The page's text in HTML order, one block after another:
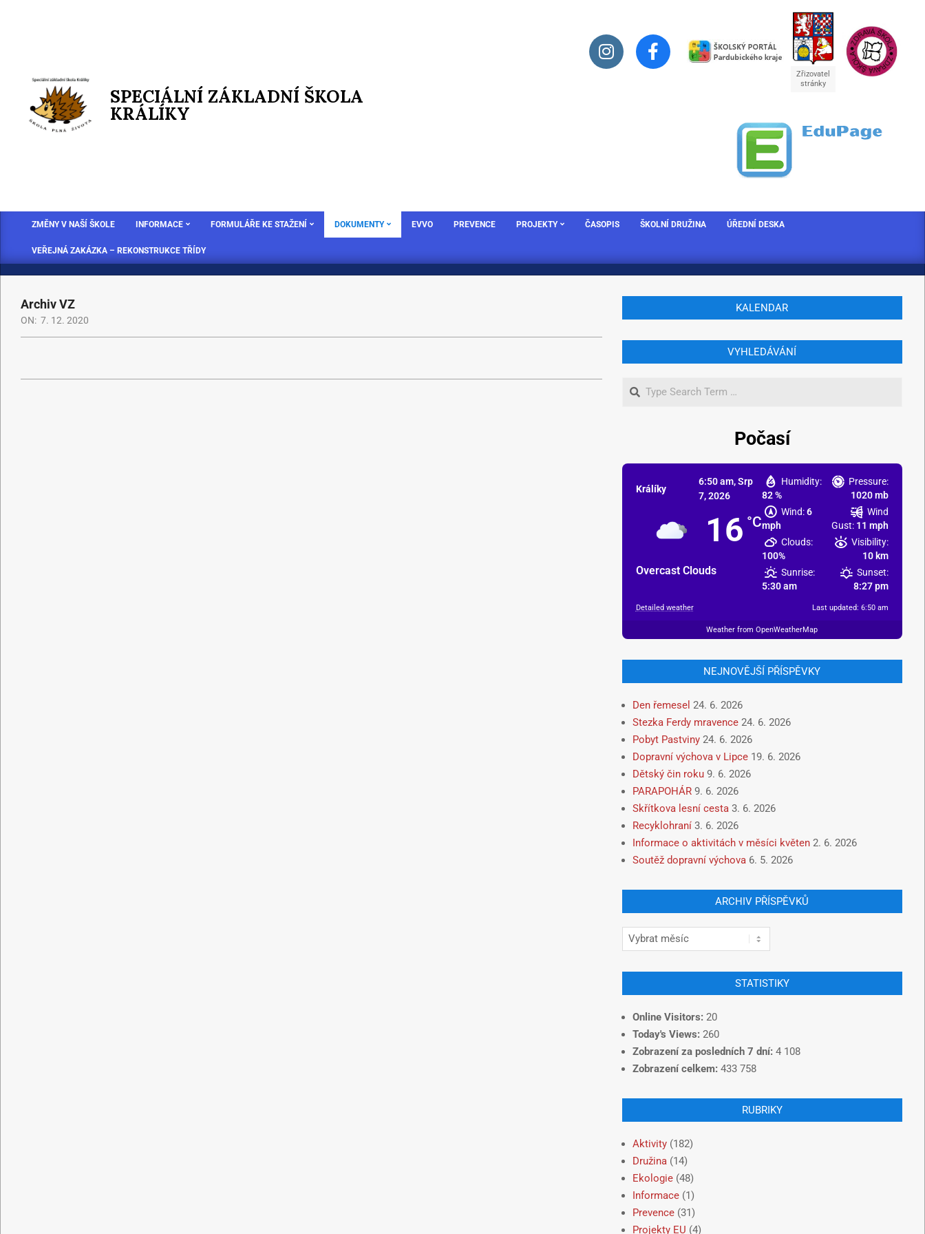
SPECIÁLNÍ ZÁKLADNÍ ŠKOLA
KRÁLÍKY
Zřizovatel
stránky
ZMĚNY V NAŠÍ ŠKOLE INFORMACE FORMULÁŘE KE STAŽENÍ DOKUMENTY EVVO PREVENCE PROJEKTY ČASOPIS ŠKOLNÍ DRUŽINA ÚŘEDNÍ DESKA
VEŘEJNÁ ZAKÁZKA – REKONSTRUKCE TŘÍDY
Archiv VZ
ON: 7. 12. 2020
KALENDAR
VYHLEDÁVÁNÍ
Počasí
Králíky
6:50 am,Srp
7, 2026
16 °C
Overcast Clouds
Humidity:
82 %
Pressure:
1020 mb
Wind: 6
mph
Wind
Gust: 11 mph
Clouds:
100%
Visibility:
10 km
Sunrise:
5:30 am
Sunset:
8:27 pm
Detailed weather Last updated: 6:50 am
Weather from OpenWeatherMap
NEJNOVĚJŠÍ PŘÍSPĚVKY
Den řemesel 24. 6. 2026
Stezka Ferdy mravence 24. 6. 2026
Pobyt Pastviny 24. 6. 2026
Dopravní výchova v Lipce 19. 6. 2026
Dětský čin roku 9. 6. 2026
PARAPOHÁR 9. 6. 2026
Skřítkova lesní cesta 3. 6. 2026
Recyklohraní 3. 6. 2026
Informace o aktivitách v měsíci květen 2. 6. 2026
Soutěž dopravní výchova 6. 5. 2026
ARCHIV PŘÍSPĚVKŮ
STATISTIKY
Online Visitors: 20
Today's Views: 260
Zobrazení za posledních 7 dní: 4 108
Zobrazení celkem: 433 758
RUBRIKY
Aktivity(182)
Družina(14)
Ekologie(48)
Informace(1)
Prevence(31)
Projekty EU (4)